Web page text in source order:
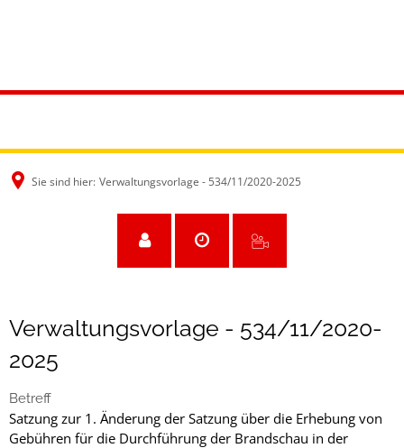
Sie sind hier: Verwaltungsvorlage - 534/11/2020-2025
Verwaltungsvorlage - 534/11/2020-
2025
Betreff
Satzung zur 1. Änderung der Satzung über die Erhebung von
Gebühren für die Durchführung der Brandschau in der